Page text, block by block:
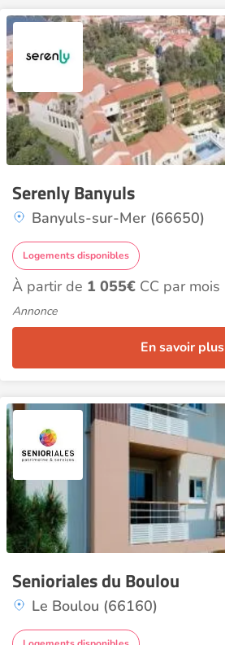
Serenly Banyuls
Banyuls-sur-Mer (66650)
Logements disponibles
À partir de 1 055€ CC par mois
Annonce
En savoir plus
Senioriales du Boulou
Le Boulou (66160)